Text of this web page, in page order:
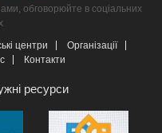
обговорюйте в соціальних
центри
Організації
Контакти
ресурси